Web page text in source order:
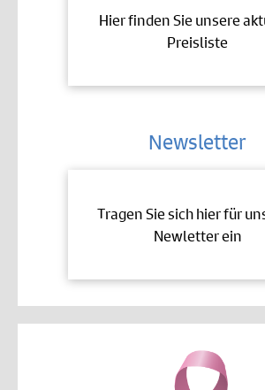
Hier finden Sie unsere
Preisliste
Newsletter
Tragen Sie sich hier für
Newletter ein